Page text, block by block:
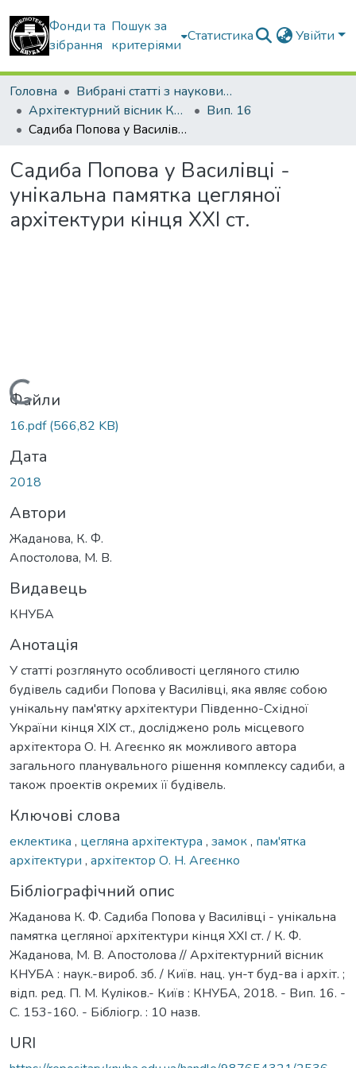
Фонди та
зібрання
Пошук за
критеріями
Статистика Увійти
Головна
Вибрані статті з наукових збірників КНУБА
Архітектурний вісник КНУБА
Вип. 16
Садиба Попова у Василівці - унікальна памятка цегляної архітектури кінця ХХІ ст.
Садиба Попова у Василівці -
унікальна памятка цегляної
архітектури кінця ХХІ ст.
Вантажиться...
Файли
16.pdf(566,82 KB)
Дата
2018
Автори
Жаданова, К. Ф.
Апостолова, М. В.
Видавець
КНУБА
Анотація
У статті розглянуто особливості цегляного стилю
будівель садиби Попова у Василівці, яка являє собою
унікальну пам'ятку архітектури Південно-Східної
України кінця XIX ст., досліджено роль місцевого
архітектора О. Н. Агеєнко як можливого автора
загального планувального рішення комплексу садиби, а
також проектів окремих її будівель.
Ключові слова
еклектика , цегляна архітектура , замок, пам'ятка
архітектури , архітектор О. Н. Агеєнко
Бібліографічний опис
Жаданова К. Ф. Садиба Попова у Василівці - унікальна
памятка цегляної архітектури кінця ХХІ ст. / К. Ф.
Жаданова, М. В. Апостолова // Архітектурний вісник
КНУБА : наук.-вироб. зб. / Київ. нац. ун-т буд-ва і архіт. ;
відп. ред. П. М. Куліков.- Київ : КНУБА, 2018. - Вип. 16. -
С. 153-160. - Бібліогр. : 10 назв.
URI